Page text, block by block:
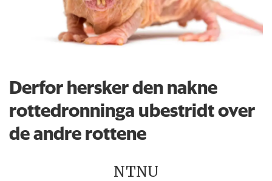
Derfor hersker den nakne
rottedronninga ubestridt over
de andre rottene
NTNU